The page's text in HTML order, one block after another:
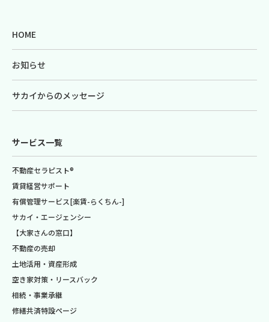
HOME
お知らせ
サカイからのメッセージ
サービス一覧
不動産セラピスト®
賃貸経営サポート
有償管理サービス[楽賃-らくちん-]
サカイ・エージェンシー
【大家さんの窓口】
不動産の売却
土地活用・資産形成
空き家対策・リースバック
相続・事業承継
修繕共済特設ページ